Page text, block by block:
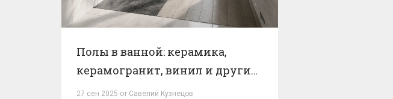
Полы в ванной: керамика,
керамогранит, винил и другие
варианты
27 сен 2025 от Савелий Кузнецов